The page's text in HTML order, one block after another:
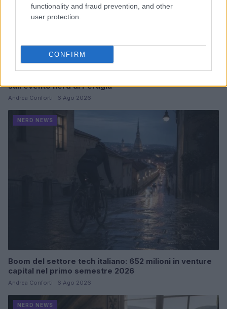
functionality and fraud prevention, and other
user protection.
CONFIRM
sull’evento nerd di Perugia
Andrea Conforti · 6 Ago 2026
NERD NEWS
Boom del settore tech italiano: 652 milioni in venture
capital nel primo semestre 2026
Andrea Conforti · 6 Ago 2026
NERD NEWS